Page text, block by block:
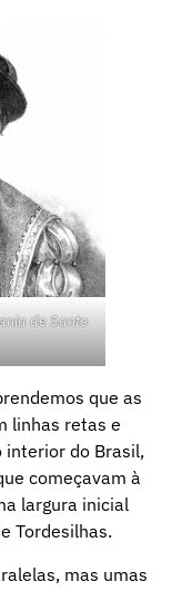
de Santo
que as
linhas retas e
interior do Brasil,
começavam à
largura inicial
Tordesilhas.
mas umas